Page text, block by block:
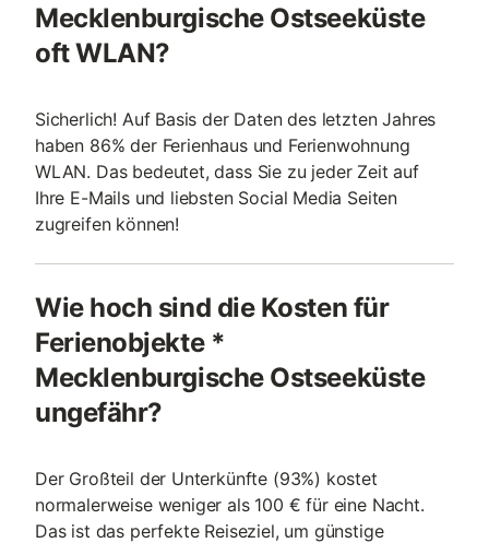
Mecklenburgische Ostseeküste
oft WLAN?
Sicherlich! Auf Basis der Daten des letzten Jahres
haben 86% der Ferienhaus und Ferienwohnung
WLAN. Das bedeutet, dass Sie zu jeder Zeit auf
Ihre E-Mails und liebsten Social Media Seiten
zugreifen können!
Wie hoch sind die Kosten für
Ferienobjekte *
Mecklenburgische Ostseeküste
ungefähr?
Der Großteil der Unterkünfte (93%) kostet
normalerweise weniger als 100 € für eine Nacht.
Das ist das perfekte Reiseziel, um günstige